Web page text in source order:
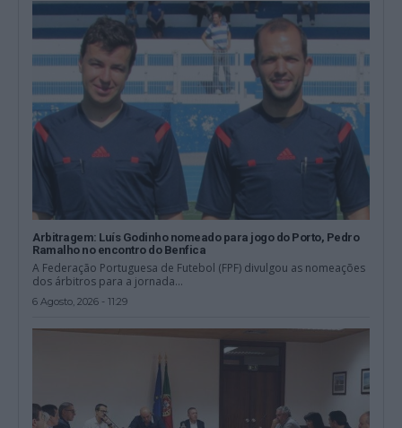
Arbitragem: Luís Godinho nomeado para jogo do Porto, Pedro
Ramalho no encontro do Benfica
A Federação Portuguesa de Futebol (FPF) divulgou as nomeações
dos árbitros para a jornada...
6 Agosto, 2026 - 11:29